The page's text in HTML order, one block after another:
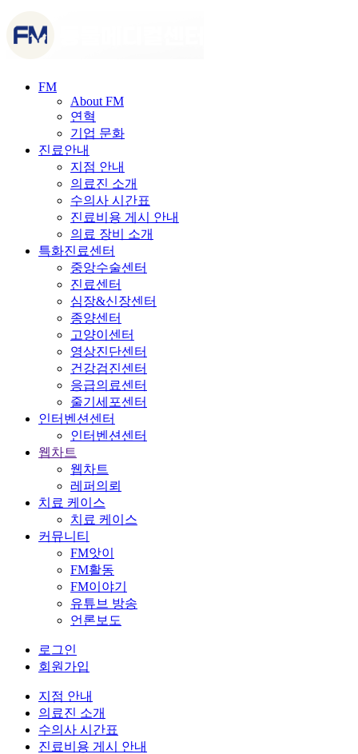
FM
About FM
연혁
기업 문화
진료안내
지점 안내
의료진 소개
수의사 시간표
진료비용 게시 안내
의료 장비 소개
특화진료센터
중앙수술센터
진료센터
심장&신장센터
종양센터
고양이센터
영상진단센터
건강검진센터
응급의료센터
줄기세포센터
인터벤션센터
인터벤션센터
웹차트
웹차트
레퍼의뢰
치료 케이스
치료 케이스
커뮤니티
FM앗이
FM활동
FM이야기
유튜브 방송
언론보도
로그인
회원가입
지점 안내
의료진 소개
수의사 시간표
진료비용 게시 안내